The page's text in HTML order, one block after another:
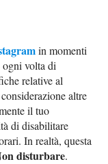
in momenti
ogni volta di
relative al
altre
il tuo
di disabilitare
In realtà, questa
disturbare.